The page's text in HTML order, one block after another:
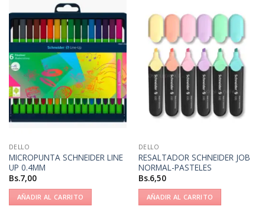
DELLO
MICROPUNTA SCHNEIDER LINE
UP 0.4MM
Bs.7,00
AÑADIR AL CARRITO
DELLO
RESALTADOR SCHNEIDER JOB
NORMAL-PASTELES
Bs.6,50
AÑADIR AL CARRITO